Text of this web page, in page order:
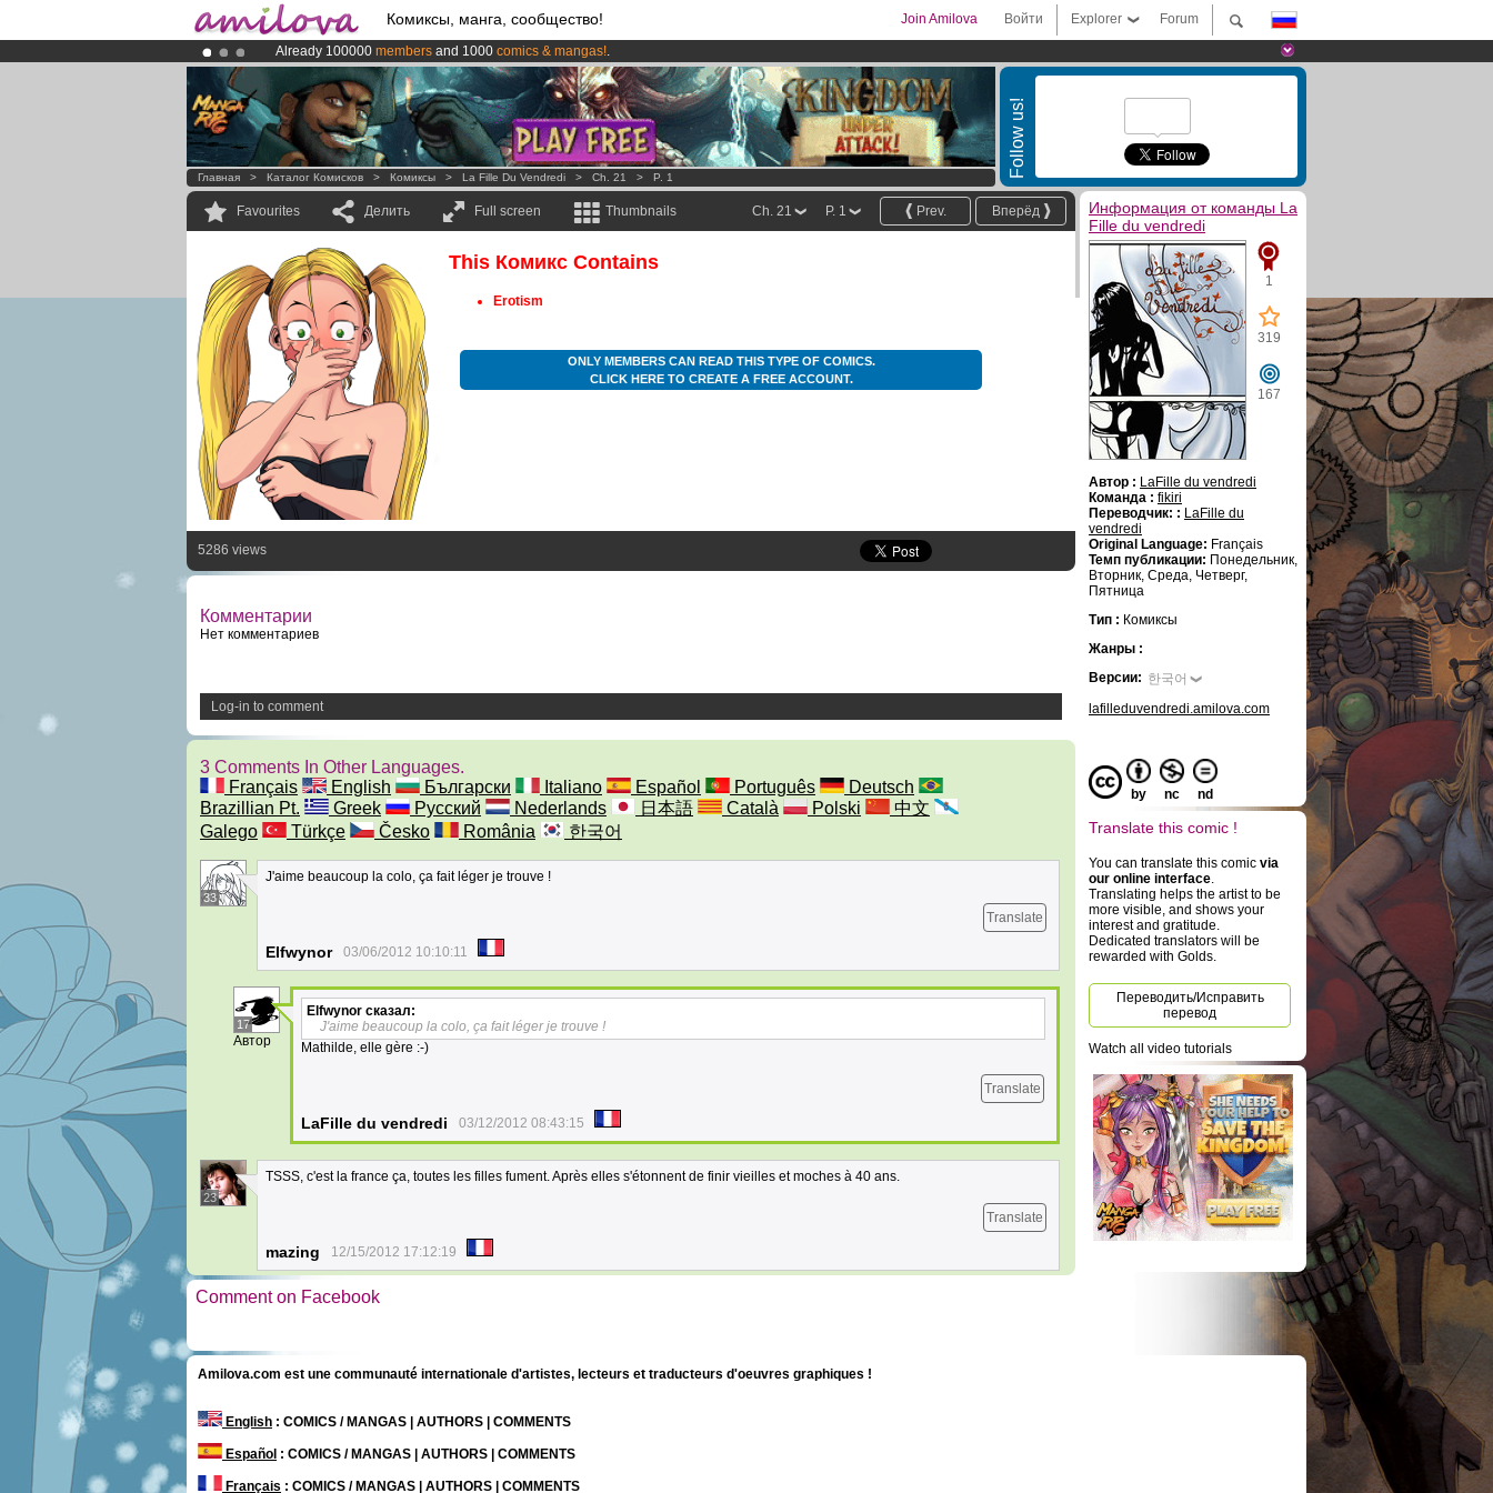
Комиксы, манга, сообщество! Forum
Explorer
Войти
Join Amilova
Already 100000 members and 1000 comics & mangas!.
Premium membership from3.95 eurosper month !Get membership now
AmilovaKickstarter is now LIVE!.
Follow us!
Главная > Каталог Комисков > Комиксы > La Fille Du Vendredi > Ch. 21 > P. 1
Favourites Делить Full screen Thumbnails Вперёд
Prev.
P. 1
Ch. 21
This Комикс Contains
Erotism
ONLY MEMBERS CAN READ THIS TYPE OF COMICS.
CLICK HERE TO CREATE A FREE ACCOUNT.
5286 views
Комментарии
Нет комментариев
Log-in to comment
3 Comments In Other Languages.
Français
English Български Italiano Español Português
Deutsch
Brazillian Pt.
Greek Русский Nederlands 日本語 Català Polski
中文
Galego
Türkçe Česko România 한국어
33
J'aime beaucoup la colo, ça fait léger je trouve !
Translate
Elfwynor 03/06/2012 10:10:11
17
Автор
Elfwynor сказал:
J'aime beaucoup la colo, ça fait léger je trouve !
Mathilde, elle gère :-)
Translate
LaFille du vendredi 03/12/2012 08:43:15
23
TSSS, c'est la france ça, toutes les filles fument. Après elles s'étonnent de finir vieilles et moches à 40 ans.
Translate
mazing 12/15/2012 17:12:19
Comment on Facebook
Информация от команды La
Fille du vendredi
1
319
167
Автор : LaFille du vendredi
Команда : fikiri
Переводчик: : LaFille du
vendredi
Original Language: Français
Темп публикации: Понедельник,
Вторник, Среда, Четверг,
Пятница
Тип : Комиксы
Жанры :
Версии: 한국어
lafilleduvendredi.amilova.com
by nc nd
Translate this comic !
You can translate this comic via
our online interface.
Translating helps the artist to be
more visible, and shows your
interest and gratitude.
Dedicated translators will be
rewarded with Golds.
Переводить/Исправить
перевод
Watch all video tutorials
Amilova.com est une communauté internationale d'artistes, lecteurs et traducteurs d'oeuvres graphiques !
English : COMICS / MANGAS | AUTHORS | COMMENTS
Español : COMICS / MANGAS | AUTHORS | COMMENTS
Français : COMICS / MANGAS | AUTHORS | COMMENTS